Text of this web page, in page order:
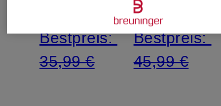
Bestpreis:
35,99 €
Bestpreis:
45,99 €